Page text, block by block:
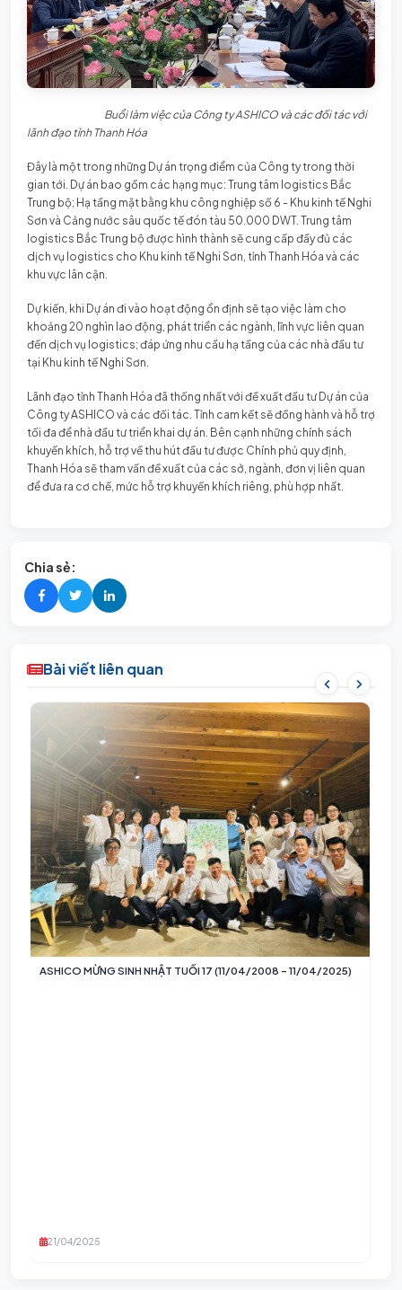
Buổi làm việc của Công ty ASHICO và các đối tác với
lãnh đạo tỉnh Thanh Hóa
Đây là một trong những Dự án trọng điểm của Công ty trong thời
gian tới. Dự án bao gồm các hạng mục: Trung tâm logistics Bắc
Trung bộ; Hạ tầng mặt bằng khu công nghiệp số 6 - Khu kinh tế Nghi
Sơn và Cảng nước sâu quốc tế đón tàu 50.000 DWT. Trung tâm
logistics Bắc Trung bộ được hình thành sẽ cung cấp đầy đủ các
dịch vụ logistics cho Khu kinh tế Nghi Sơn, tỉnh Thanh Hóa và các
khu vực lân cận.
Dự kiến, khi Dự án đi vào hoạt động ổn định sẽ tạo việc làm cho
khoảng 20 nghìn lao động, phát triển các ngành, lĩnh vực liên quan
đến dịch vụ logistics; đáp ứng nhu cầu hạ tầng của các nhà đầu tư
tại Khu kinh tế Nghi Sơn.
Lãnh đạo tỉnh Thanh Hóa đã thống nhất với đề xuất đầu tư Dự án của
Công ty ASHICO và các đối tác. Tỉnh cam kết sẽ đồng hành và hỗ trợ
tối đa để nhà đầu tư triển khai dự án. Bên cạnh những chính sách
khuyến khích, hỗ trợ về thu hút đầu tư được Chính phủ quy định,
Thanh Hóa sẽ tham vấn đề xuất của các sở, ngành, đơn vị liên quan
để đưa ra cơ chế, mức hỗ trợ khuyến khích riêng, phù hợp nhất.
Chia sẻ:
Bài viết liên quan
ASHICO MỪNG SINH NHẬT TUỔI 17 (11/04/2008 – 11/04/2025)
21/04/2025